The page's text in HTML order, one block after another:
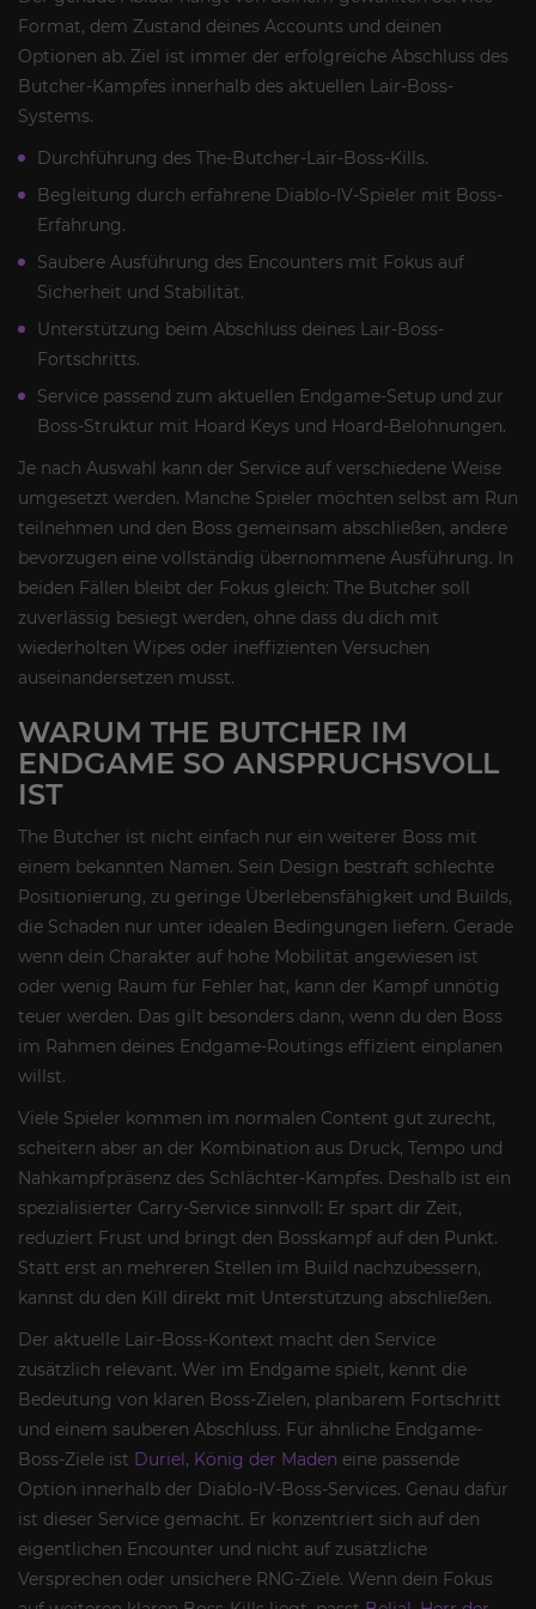
Format, dem Zustand deines Accounts und deinen
Optionen ab. Ziel ist immer der erfolgreiche Abschluss des
Butcher-Kampfes innerhalb des aktuellen Lair-Boss-
Systems.
Durchführung des The-Butcher-Lair-Boss-Kills.
Begleitung durch erfahrene Diablo-IV-Spieler mit Boss-
Erfahrung.
Saubere Ausführung des Encounters mit Fokus auf
Sicherheit und Stabilität.
Unterstützung beim Abschluss deines Lair-Boss-
Fortschritts.
Service passend zum aktuellen Endgame-Setup und zur
Boss-Struktur mit Hoard Keys und Hoard-Belohnungen.
Je nach Auswahl kann der Service auf verschiedene Weise
umgesetzt werden. Manche Spieler möchten selbst am Run
teilnehmen und den Boss gemeinsam abschließen, andere
bevorzugen eine vollständig übernommene Ausführung. In
beiden Fällen bleibt der Fokus gleich: The Butcher soll
zuverlässig besiegt werden, ohne dass du dich mit
wiederholten Wipes oder ineffizienten Versuchen
auseinandersetzen musst.
WARUM THE BUTCHER IM
ENDGAME SO ANSPRUCHSVOLL
IST
The Butcher ist nicht einfach nur ein weiterer Boss mit
einem bekannten Namen. Sein Design bestraft schlechte
Positionierung, zu geringe Überlebensfähigkeit und Builds,
die Schaden nur unter idealen Bedingungen liefern. Gerade
wenn dein Charakter auf hohe Mobilität angewiesen ist
oder wenig Raum für Fehler hat, kann der Kampf unnötig
teuer werden. Das gilt besonders dann, wenn du den Boss
im Rahmen deines Endgame-Routings effizient einplanen
willst.
Viele Spieler kommen im normalen Content gut zurecht,
scheitern aber an der Kombination aus Druck, Tempo und
Nahkampfpräsenz des Schlächter-Kampfes. Deshalb ist ein
spezialisierter Carry-Service sinnvoll: Er spart dir Zeit,
reduziert Frust und bringt den Bosskampf auf den Punkt.
Statt erst an mehreren Stellen im Build nachzubessern,
kannst du den Kill direkt mit Unterstützung abschließen.
Der aktuelle Lair-Boss-Kontext macht den Service
zusätzlich relevant. Wer im Endgame spielt, kennt die
Bedeutung von klaren Boss-Zielen, planbarem Fortschritt
und einem sauberen Abschluss. Für ähnliche Endgame-
Boss-Ziele ist Duriel, König der Maden eine passende
Option innerhalb der Diablo-IV-Boss-Services. Genau dafür
ist dieser Service gemacht. Er konzentriert sich auf den
eigentlichen Encounter und nicht auf zusätzliche
Versprechen oder unsichere RNG-Ziele. Wenn dein Fokus